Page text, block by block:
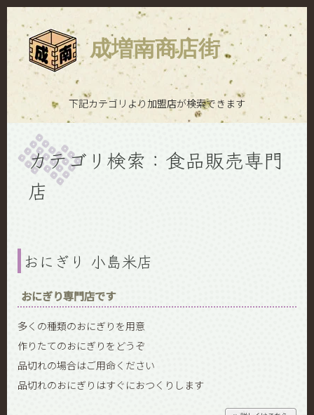
成増南商店街
下記カテゴリより加盟店が検索できます
カテゴリ検索：食品販売専門
店
おにぎり 小島米店
おにぎり専門店です
多くの種類のおにぎりを用意
作りたてのおにぎりをどうぞ
品切れの場合はご用命ください
品切れのおにぎりはすぐにおつくりします